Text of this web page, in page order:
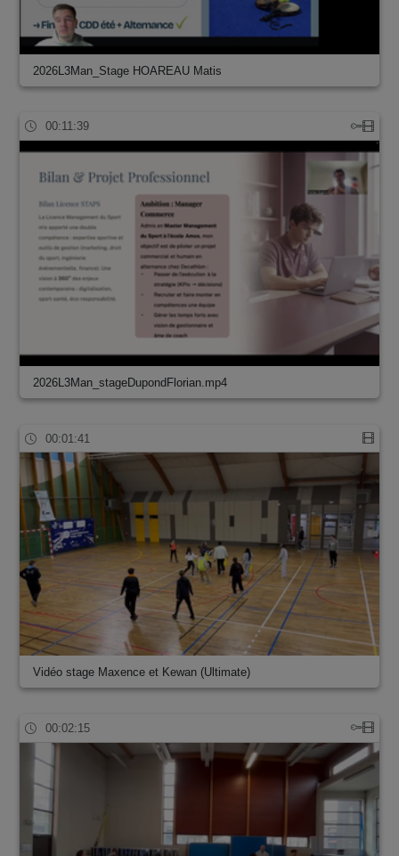
2026L3Man_Stage HOAREAU Matis
00:11:39
2026L3Man_stageDupondFlorian.mp4
00:01:41
Vidéo stage Maxence et Kewan (Ultimate)
00:02:15